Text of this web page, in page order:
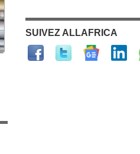
SUIVEZ ALLAFRICA